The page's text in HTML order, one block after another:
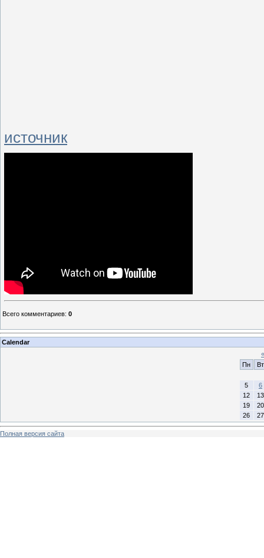
источник
Всего комментариев: 0
Calendar
«
Пн
Вт
5
6
12
13
19
20
26
27
Полная версия сайта